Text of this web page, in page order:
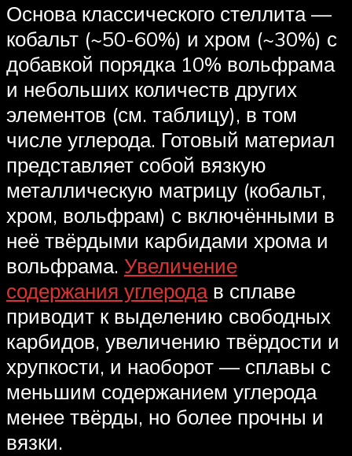
Основа классического стеллита —
кобальт (~50-60%) и хром (~30%) с
добавкой порядка 10% вольфрама
и небольших количеств других
элементов (см. таблицу), в том
числе углерода. Готовый материал
представляет собой вязкую
металлическую матрицу (кобальт,
хром, вольфрам) с включёнными в
неё твёрдыми карбидами хрома и
вольфрама. Увеличение
содержания углеродав сплаве
приводит к выделению свободных
карбидов, увеличению твёрдости и
хрупкости, и наоборот — сплавы с
меньшим содержанием углерода
менее твёрды, но более прочны и
вязки.